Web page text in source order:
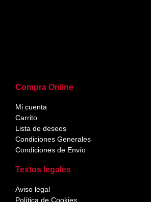
Compra Online
Mi cuenta
Carrito
Lista de deseos
Condiciones Generales
Condiciones de Envío
Textos legales
Aviso legal
Política de Cookies